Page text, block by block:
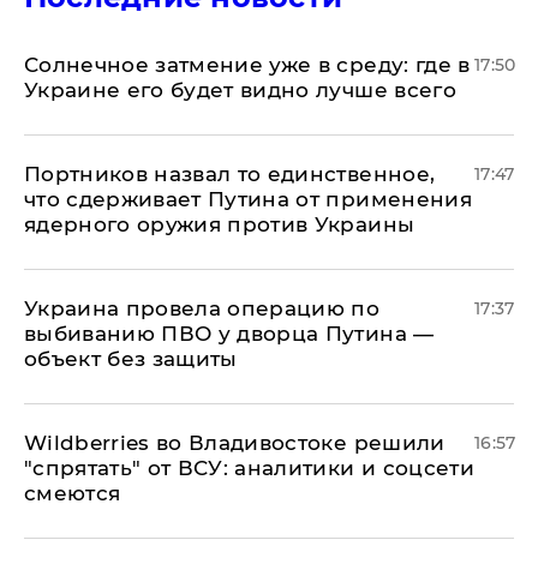
​Солнечное затмение уже в среду: где в
Украине его будет видно лучше всего
17:50
Портников назвал то единственное,
что сдерживает Путина от применения
ядерного оружия против Украины
17:47
Украина провела операцию по
выбиванию ПВО у дворца Путина —
объект без защиты
17:37
Wildberries во Владивостоке решили
"спрятать" от ВСУ: аналитики и соцсети
смеются
16:57